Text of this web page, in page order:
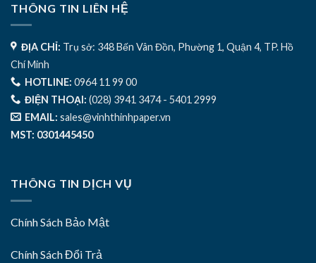
THÔNG TIN LIÊN HỆ
ĐỊA CHỈ: Trụ sở: 348 Bến Vân Đồn, Phường 1, Quận 4, TP. Hồ
Chí Minh
HOTLINE: 0964 11 99 00
ĐIỆN THOẠI: (028) 3941 3474 - 5401 2999
EMAIL: sales@vinhthinhpaper.vn
MST: 0301445450
THÔNG TIN DỊCH VỤ
Chính Sách Bảo Mật
Chính Sách Đổi Trả